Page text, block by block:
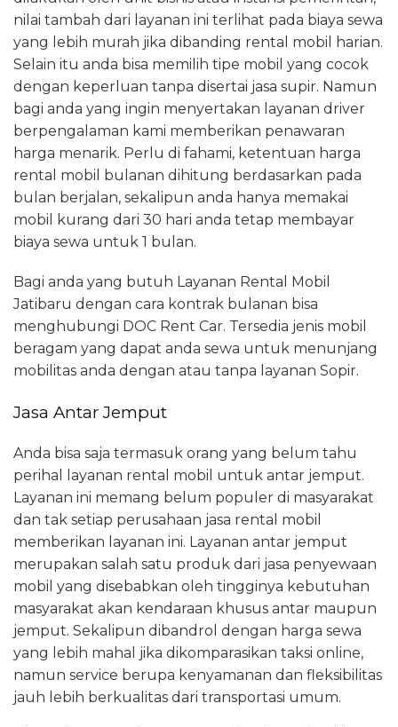
nilai tambah dari layanan ini terlihat pada biaya sewa
yang lebih murah jika dibanding rental mobil harian.
Selain itu anda bisa memilih tipe mobil yang cocok
dengan keperluan tanpa disertai jasa supir. Namun
bagi anda yang ingin menyertakan layanan driver
berpengalaman kami memberikan penawaran
harga menarik. Perlu di fahami, ketentuan harga
rental mobil bulanan dihitung berdasarkan pada
bulan berjalan, sekalipun anda hanya memakai
mobil kurang dari 30 hari anda tetap membayar
biaya sewa untuk 1 bulan.
Bagi anda yang butuh Layanan Rental Mobil
Jatibaru dengan cara kontrak bulanan bisa
menghubungi DOC Rent Car. Tersedia jenis mobil
beragam yang dapat anda sewa untuk menunjang
mobilitas anda dengan atau tanpa layanan Sopir.
Jasa Antar Jemput
Anda bisa saja termasuk orang yang belum tahu
perihal layanan rental mobil untuk antar jemput.
Layanan ini memang belum populer di masyarakat
dan tak setiap perusahaan jasa rental mobil
memberikan layanan ini. Layanan antar jemput
merupakan salah satu produk dari jasa penyewaan
mobil yang disebabkan oleh tingginya kebutuhan
masyarakat akan kendaraan khusus antar maupun
jemput. Sekalipun dibandrol dengan harga sewa
yang lebih mahal jika dikomparasikan taksi online,
namun service berupa kenyamanan dan fleksibilitas
jauh lebih berkualitas dari transportasi umum.